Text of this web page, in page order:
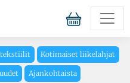
Kotimaiset liikelahjat
Ajankohtaista